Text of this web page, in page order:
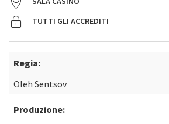
TUTTI GLI ACCREDITI
Regia:
Oleh Sentsov
Produzione: